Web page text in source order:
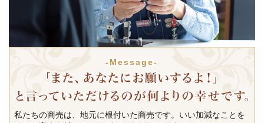
-Message-
私たちの商売は、地元に根付いた商売です。いい加減なことを